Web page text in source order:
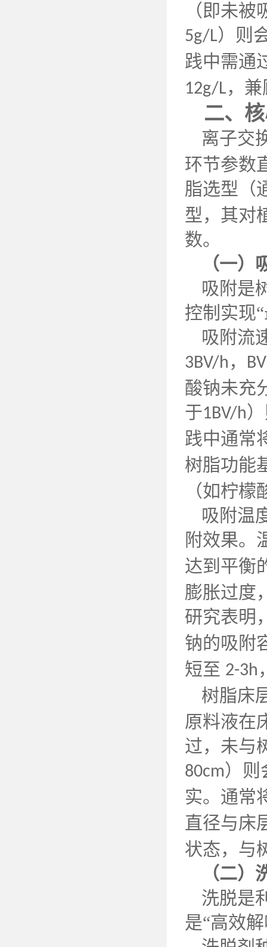
（即未
5g/L）则
践中需通
12g/L，
二、
离子交
环节参数
脂选型（
型，其对
数。
（一）
吸附是
控制实现
吸附流
3BV/h ， BV
酸钠未充
于1BV/h
践中通常
树脂功能
（如柠
吸附温
附效果。
达到平衡
膨胀过度
研究表明
钠的吸附
短至 2-3h
树脂床
原料液在
过，未与
80cm）则
实。通常
直径与床
状态，与
（二）
洗脱是
是“高效